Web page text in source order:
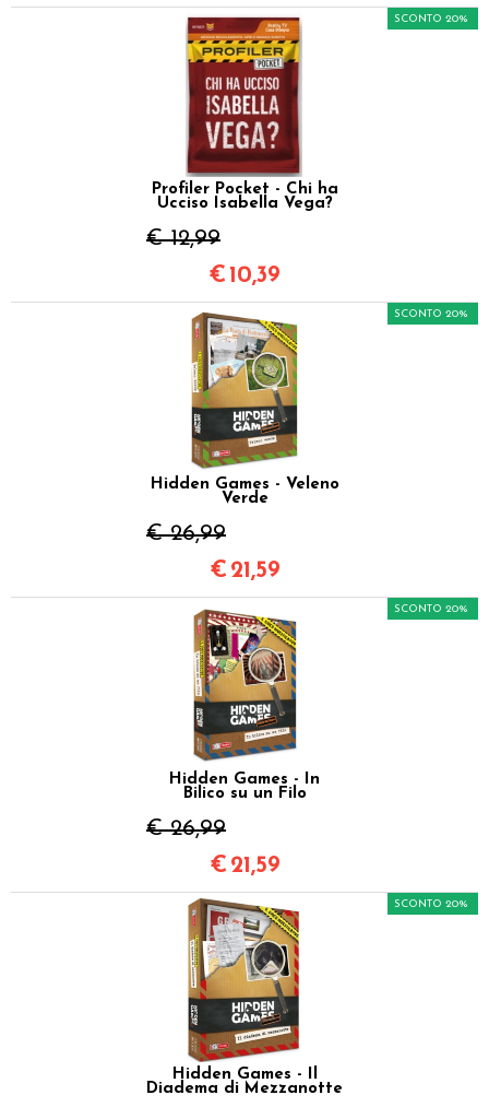
Profiler Pocket - Chi ha
Ucciso Isabella Vega?
€ 12,99
SCONTO 20%
€ 10,39
Hidden Games - Veleno
Verde
€ 26,99
SCONTO 20%
€ 21,59
Hidden Games - In
Bilico su un Filo
€ 26,99
SCONTO 20%
€ 21,59
Hidden Games - Il
Diadema di Mezzanotte
SCONTO 20%